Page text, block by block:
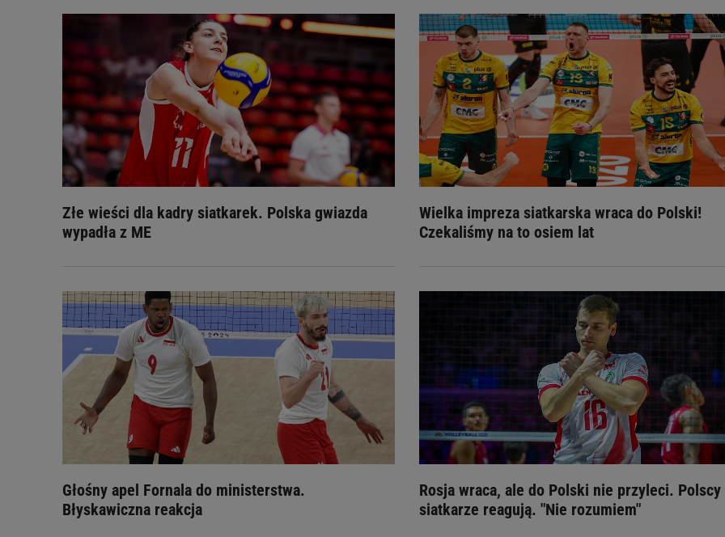
Złe wieści dla kadry siatkarek. Polska gwiazda
wypadła z ME
Wielka impreza siatkarska wraca do Polski!
Czekaliśmy na to osiem lat
Głośny apel Fornala do ministerstwa.
Błyskawiczna reakcja
Rosja wraca, ale do Polski nie przyleci. Polscy
siatkarze reagują. "Nie rozumiem"